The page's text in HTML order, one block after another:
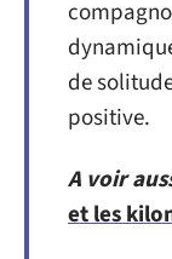
de
positive.
A voir
et les